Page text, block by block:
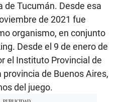
de Tucumán. Desde esa
de 2021 fue
organismo, en conjunto
Desde el 9 de enero de
el Instituto Provincial de
de Buenos Aires,
del juego.